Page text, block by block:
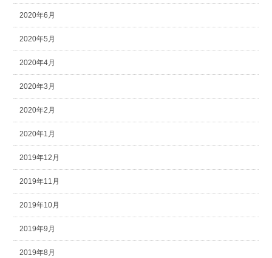
2020年6月
2020年5月
2020年4月
2020年3月
2020年2月
2020年1月
2019年12月
2019年11月
2019年10月
2019年9月
2019年8月